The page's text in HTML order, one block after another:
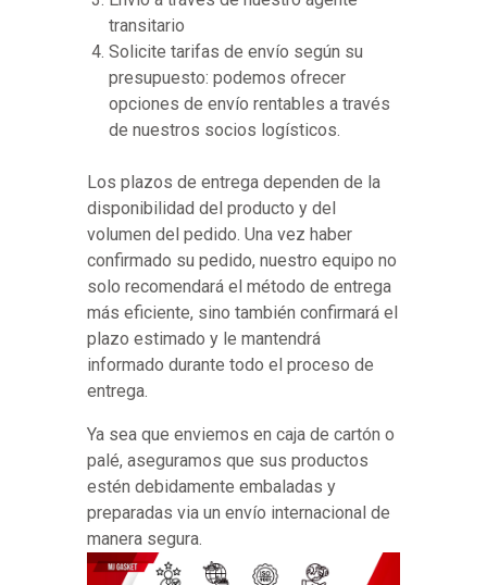
transitario
Solicite tarifas de envío según su
presupuesto: podemos ofrecer
opciones de envío rentables a través
de nuestros socios logísticos.
Los plazos de entrega dependen de la
disponibilidad del producto y del
volumen del pedido. Una vez haber
confirmado su pedido, nuestro equipo no
solo recomendará el método de entrega
más eficiente, sino también confirmará el
plazo estimado y le mantendrá
informado durante todo el proceso de
entrega.
Ya sea que enviemos en caja de cartón o
palé, aseguramos que sus productos
estén debidamente embaladas y
preparadas via un envío internacional de
manera segura.